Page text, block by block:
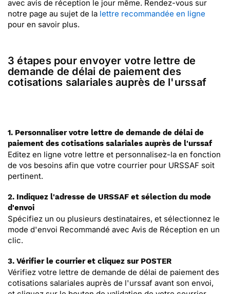
avec avis de réception le jour même. Rendez-vous sur
notre page au sujet de la lettre recommandée en ligne
pour en savoir plus.
3 étapes pour envoyer votre lettre de
demande de délai de paiement des
cotisations salariales auprès de l'urssaf
1. Personnaliser votre lettre de demande de délai de
paiement des cotisations salariales auprès de l'urssaf
Editez en ligne votre lettre et personnalisez-la en fonction
de vos besoins afin que votre courrier pour URSSAF soit
pertinent.
2. Indiquez l'adresse de URSSAF et sélection du mode
d'envoi
Spécifiez un ou plusieurs destinataires, et sélectionnez le
mode d'envoi Recommandé avec Avis de Réception en un
clic.
3. Vérifier le courrier et cliquez sur POSTER
Vérifiez votre lettre de demande de délai de paiement des
cotisations salariales auprès de l'urssaf avant son envoi,